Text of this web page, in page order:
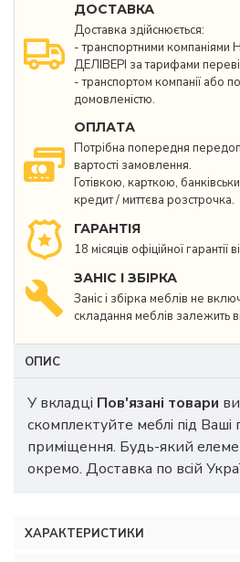
ДОСТАВКА
Доставка здійснюється:
- транспортними
ДЕЛІВЕРІ за тарифами
- транспортом компанії або
домовленістю.
ОПЛАТА
Потрібна попередня
вартості замовлення.
Готівкою, карткою,
кредит / миттєва розстрочка.
ГАРАНТІЯ
18 місяців офіційної гарантії
ЗАНІС І ЗБІРКА
Заніс і збірка меблів не
складання меблів залежить
ОПИС
У вкладці Пов'язані товари
скомплектуйте меблі під Ваші
приміщення. Будь-який
окремо. Доставка по всій
ХАРАКТЕРИСТИКИ